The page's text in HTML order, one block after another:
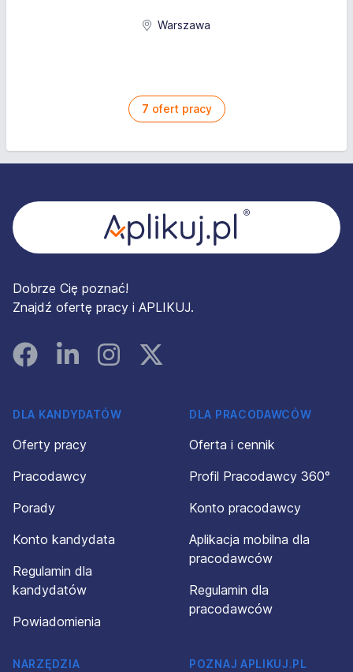
Warszawa
7 ofert pracy
Dobrze Cię poznać!
Znajdź ofertę pracy i APLIKUJ.
FacebookLinked InInstagramInstagram
DLA KANDYDATÓW
Oferty pracy
Pracodawcy
Porady
Konto kandydata
Regulamin dla
kandydatów
Powiadomienia
DLA PRACODAWCÓW
Oferta i cennik
Profil Pracodawcy 360°
Konto pracodawcy
Aplikacja mobilna dla
pracodawców
Regulamin dla
pracodawców
NARZĘDZIA
POZNAJ APLIKUJ.PL